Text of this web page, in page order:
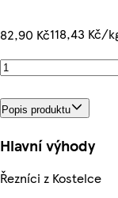
82,90 Kč118,43 Kč/
Popis produktu
Hlavní výhody
Řezníci z Kostelce